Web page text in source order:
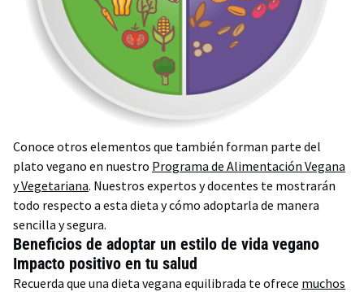
Conoce otros elementos que también forman parte del
plato vegano en nuestro Programa de Alimentación Vegana
y Vegetariana. Nuestros expertos y docentes te mostrarán
todo respecto a esta dieta y cómo adoptarla de manera
sencilla y segura.
Beneficios de adoptar un estilo de vida vegano
Impacto positivo en tu salud
Recuerda que una dieta vegana equilibrada te ofrece muchos